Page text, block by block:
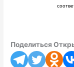
Поделиться